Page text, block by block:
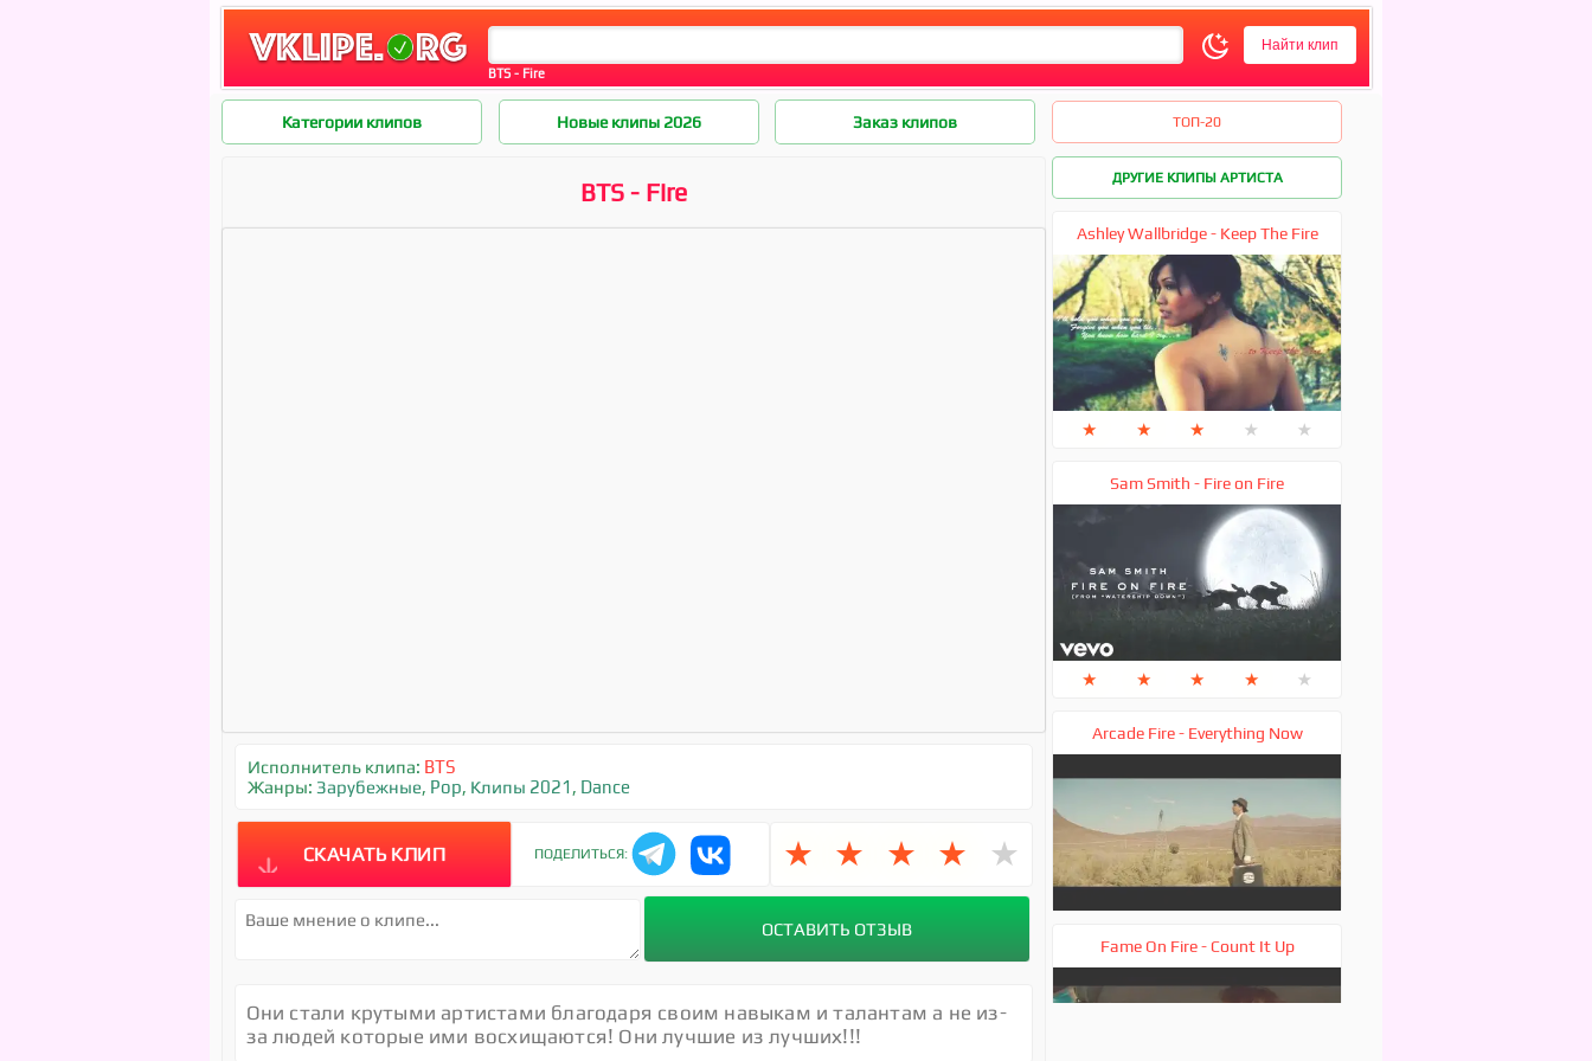
BTS - Fire
Категории клипов Новые клипы 2026 Заказ клипов ТОП-20
BTS - Fire
Исполнитель клипа: BTS
Жанры: Зарубежные, Pop, Клипы 2021 , Dance
СКАЧАТЬ КЛИП ПОДЕЛИТЬСЯ: ★ ★ ★ ★ ★
Они стали крутыми артистами благодаря своим навыкам и талантам а не из-
за людей которые ими восхищаются! Они лучшие из лучших!!!
ДРУГИЕ КЛИПЫ АРТИСТА
Ashley Wallbridge - Keep The Fire
★ ★ ★ ★ ★
Sam Smith - Fire on Fire
★ ★ ★ ★ ★
Arcade Fire - Everything Now
Fame On Fire - Count It Up